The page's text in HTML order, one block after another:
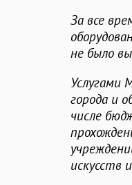
За все
не было
Услугами
города и
числе
искусств